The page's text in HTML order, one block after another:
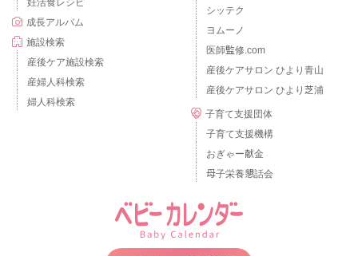
成長アルバム
施設検索
産後ケア施設検索
産婦人科検索
婦人科検索
シッテク
ヨムーノ
医師監修.com
産後ケアサロン ひより青山
産後ケアサロン ひより芝浦
子育て支援団体
子育て支援機構
おぎゃー献金
母子栄養懇話会